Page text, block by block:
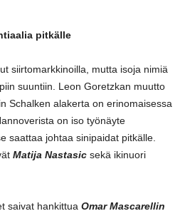
pitkälle
siirtomarkkinoilla, mutta isoja nimiä
suuntiin. Leon Goretzkan muutto
Schalken alakerta on erinomaisessa
on iso työnäyte
saattaa johtaa sinipaidat pitkälle.
Matija Nastasic sekä ikinuori
saivat hankittua Omar Mascarellin